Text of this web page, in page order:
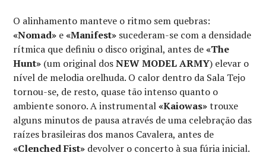
O alinhamento manteve o ritmo sem quebras:
«Nomad» e«Manifest» sucederam-se com a densidade
rítmica que definiu o disco original, antes de«The
Hunt» (um original dosNEW MODEL ARMY) elevar o
nível de melodia orelhuda. O calor dentro da Sala Tejo
tornou-se, de resto, quase tão intenso quanto o
ambiente sonoro. A instrumental«Kaiowas»trouxe
alguns minutos de pausa através de uma celebração das
raízes brasileiras dos manos Cavalera, antes de
«Clenched Fist» devolver o concerto à sua fúria inicial.